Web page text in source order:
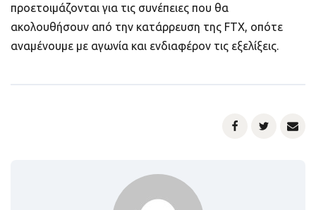
προετοιμάζονται για τις συνέπειες που θα
ακολουθήσουν από την κατάρρευση της FTX, οπότε
αναμένουμε με αγωνία και ενδιαφέρον τις εξελίξεις.